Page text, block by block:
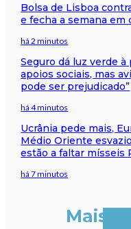
Bolsa de Lisboa
e fecha a semana em
há 2 minutos
Seguro dá luz verde
apoios sociais, mas
pode ser prejudicado”
há 4 minutos
Ucrânia pede mais,
Médio Oriente
estão a faltar mísseis
há 7 minutos
Mais